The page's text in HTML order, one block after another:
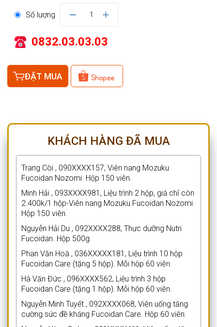
Số lượng 1
0832.03.03.03
ĐẶT MUA
KHÁCH HÀNG ĐÃ MUA
Trang Còi , 090XXXX157, Viên nang Mozuku
Fucoidan Nozomi. Hộp 150 viên.
Minh Hải , 093XXXX981, Liệu trình 2 hộp, giá chỉ còn
2.400k/1 hộp-Viên nang Mozuku Fucoidan Nozomi.
Hộp 150 viên.
Nguyễn Hải Du , 092XXXX288, Thực dưỡng Nutri
Fucoidan. Hộp 500g.
Phan Văn Hoà , 036XXXXX181, Liệu trình 10 hộp
Fucoidan Care (tặng 5 hộp). Mỗi hộp 60 viên.
Hà Văn Đức , 096XXXX562, Liệu trình 3 hộp
Fucoidan Care (tặng 1 hộp). Mỗi hộp 60 viên.
Nguyễn Minh Tuyết , 092XXXX068, Viên uống tăng
cường sức đề kháng Fucoidan Care. Hộp 60 viên.